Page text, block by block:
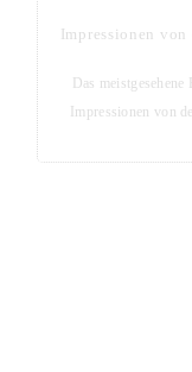
Impressionen
Das
Impressionen von